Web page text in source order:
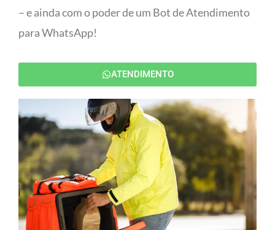
– e ainda com o poder de um Bot de Atendimento
para WhatsApp!
ATENDIMENTO